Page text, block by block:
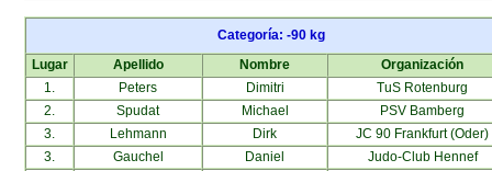
Categoría: -90 kg
Lugar
Apellido Nombre
Organización
1.
Peters Dimitri
TuS Rotenburg
2.
Spudat Michael
PSV Bamberg
3.
Lehmann Dirk
JC 90 Frankfurt (Oder)
3.
Gauchel Daniel
Judo-Club Hennef